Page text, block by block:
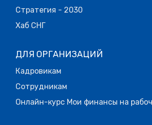
Стратегия - 2030
Хаб СНГ
ДЛЯ ОРГАНИЗАЦИЙ
Кадровикам
Сотрудникам
Онлайн-курс Мои финансы на